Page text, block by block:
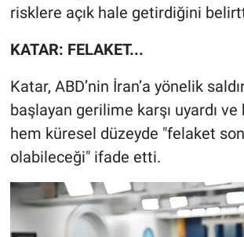
risklere açık hale getirdiğini
KATAR: FELAKET...
Katar, ABD’nin İran’a yönelik
başlayan gerilime karşı uyardı
hem küresel düzeyde "felaket
olabileceği" ifade etti.